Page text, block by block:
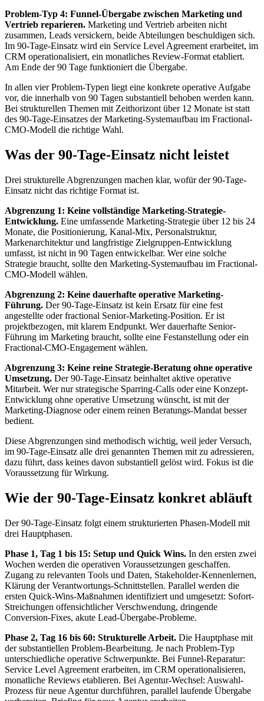
Problem-Typ 4: Funnel-Übergabe zwischen Marketing und
Vertrieb reparieren. Marketing und Vertrieb arbeiten nicht
zusammen, Leads versickern, beide Abteilungen beschuldigen sich.
Im 90-Tage-Einsatz wird ein Service Level Agreement erarbeitet, im
CRM operationalisiert, ein monatliches Review-Format etabliert.
Am Ende der 90 Tage funktioniert die Übergabe.
In allen vier Problem-Typen liegt eine konkrete operative Aufgabe
vor, die innerhalb von 90 Tagen substantiell behoben werden kann.
Bei strukturellen Themen mit Zeithorizont über 12 Monate ist statt
des 90-Tage-Einsatzes der Marketing-Systemaufbau im Fractional-
CMO-Modell die richtige Wahl.
Was der 90-Tage-Einsatz nicht leistet
Drei strukturelle Abgrenzungen machen klar, wofür der 90-Tage-
Einsatz nicht das richtige Format ist.
Abgrenzung 1: Keine vollständige Marketing-Strategie-
Entwicklung. Eine umfassende Marketing-Strategie über 12 bis 24
Monate, die Positionierung, Kanal-Mix, Personalstruktur,
Markenarchitektur und langfristige Zielgruppen-Entwicklung
umfasst, ist nicht in 90 Tagen entwickelbar. Wer eine solche
Strategie braucht, sollte den Marketing-Systemaufbau im Fractional-
CMO-Modell wählen.
Abgrenzung 2: Keine dauerhafte operative Marketing-
Führung. Der 90-Tage-Einsatz ist kein Ersatz für eine fest
angestellte oder fractional Senior-Marketing-Position. Er ist
projektbezogen, mit klarem Endpunkt. Wer dauerhafte Senior-
Führung im Marketing braucht, sollte eine Festanstellung oder ein
Fractional-CMO-Engagement wählen.
Abgrenzung 3: Keine reine Strategie-Beratung ohne operative
Umsetzung. Der 90-Tage-Einsatz beinhaltet aktive operative
Mitarbeit. Wer nur strategische Sparring-Calls oder eine Konzept-
Entwicklung ohne operative Umsetzung wünscht, ist mit der
Marketing-Diagnose oder einem reinen Beratungs-Mandat besser
bedient.
Diese Abgrenzungen sind methodisch wichtig, weil jeder Versuch,
im 90-Tage-Einsatz alle drei genannten Themen mit zu adressieren,
dazu führt, dass keines davon substantiell gelöst wird. Fokus ist die
Voraussetzung für Wirkung.
Wie der 90-Tage-Einsatz konkret abläuft
Der 90-Tage-Einsatz folgt einem strukturierten Phasen-Modell mit
drei Hauptphasen.
Phase 1, Tag 1 bis 15: Setup und Quick Wins. In den ersten zwei
Wochen werden die operativen Voraussetzungen geschaffen.
Zugang zu relevanten Tools und Daten, Stakeholder-Kennenlernen,
Klärung der Verantwortungs-Schnittstellen. Parallel werden die
ersten Quick-Wins-Maßnahmen identifiziert und umgesetzt: Sofort-
Streichungen offensichtlicher Verschwendung, dringende
Conversion-Fixes, akute Lead-Übergabe-Probleme.
Phase 2, Tag 16 bis 60: Strukturelle Arbeit. Die Hauptphase mit
der substantiellen Problem-Bearbeitung. Je nach Problem-Typ
unterschiedliche operative Schwerpunkte. Bei Funnel-Reparatur:
Service Level Agreement erarbeiten, im CRM operationalisieren,
monatliche Reviews etablieren. Bei Agentur-Wechsel: Auswahl-
Prozess für neue Agentur durchführen, parallel laufende Übergabe